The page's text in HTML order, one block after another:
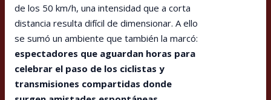
de los 50 km/h, una intensidad que a corta
distancia resulta difícil de dimensionar. A ello
se sumó un ambiente que también la marcó:
espectadores que aguardan horas para
celebrar el paso de los ciclistas y
transmisiones compartidas donde